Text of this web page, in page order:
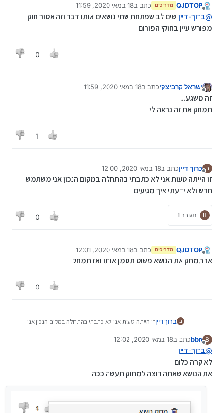
QJDTOP מדריכים כתב ב18 במאי 2020, 11:59
נערך לאחרונה על ידי
@ברוך-דייןשים לב שפתחת שתי נושאים אותו דבר וזה אסור חוק
מפורש עיין בחוקי הפורום
0
ישראל קרביצקיכתב ב18 במאי 2020, 11:59
נערך לאחרונה על ידי
זה משגע...
תמחק את זה נראה לי
1
ב
מנותק
ברוך דייןכתב ב18 במאי 2020, 12:00
נערך לאחרונה על ידי
זו הייתה טעות אני לא כתבתי בהתחלה במקום הנכון אני משתמש
חדש ולא ידעתי איך מגיעים
B תגובה 1 0
מנותק
QJDTOP מדריכים כתב ב18 במאי 2020, 12:01
נערך לאחרונה על ידי
אז תמחק את הנושא פשוט תסמן אותו ואז תמחק
0
ב ברוך דייןזו הייתה טעות אני לא כתבתי בהתחלה במקום הנכון אני
B
bbnכתב ב18 במאי 2020, 12:02
נערך לאחרונה על ידי
@ברוך-דיין
לא קרה כלום
את הנושא שאתה רוצה למחוק תעשה ככה: